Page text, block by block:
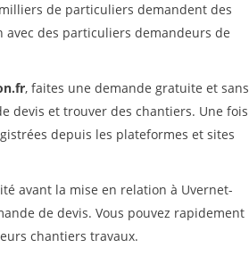
de particuliers demandent des
des particuliers demandeurs de
, faites une demande gratuite et sans
devis et trouver des chantiers. Une fois
depuis les plateformes et sites
avant la mise en relation à Uvernet-
de devis. Vous pouvez rapidement
chantiers travaux.